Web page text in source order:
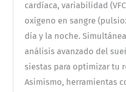
cardíaca, variabilidad
oxígeno en sangre
día y la noche.
análisis avanzado del
siestas para optimizar tu
Asimismo, herramientas